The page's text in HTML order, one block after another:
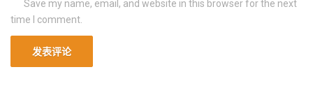
Save my name, email, and website in this browser for the next
time I comment.